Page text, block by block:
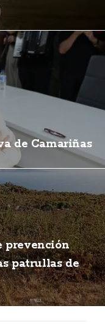
de Camariñas
prevención
patrullas de